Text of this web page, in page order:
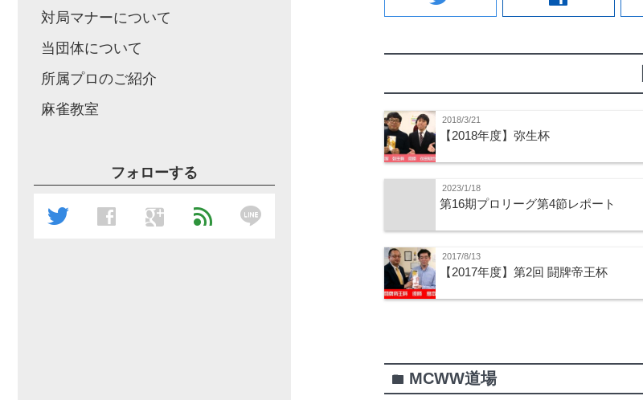
2018/3/21
【2018年度】弥生杯
2023/1/18
第16期プロリーグ第4節レポート
2017/8/13
【2017年度】第2回 闘牌帝王杯
folder MCWW道場
対局マナーについて
当団体について
所属プロのご紹介
麻雀教室
フォローする
twitter facebook google feed line